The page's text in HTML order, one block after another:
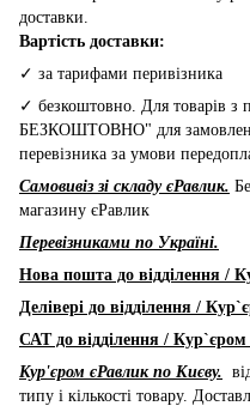
доставки.
Вартість доставки:
✓ за тарифами перивізника
✓ безкоштовно. Для товарів
БЕЗКОШТОВНО" для замовлень
перевізника за умови
Самовивіз зі складу єРавлик.
магазину єРавлик
Перевізниками по Україні.
Нова пошта до відділення /
Делівері до відділення /
САТ до відділення /
Кур'єром єРавлик по Києву.
типу і кількості товару.